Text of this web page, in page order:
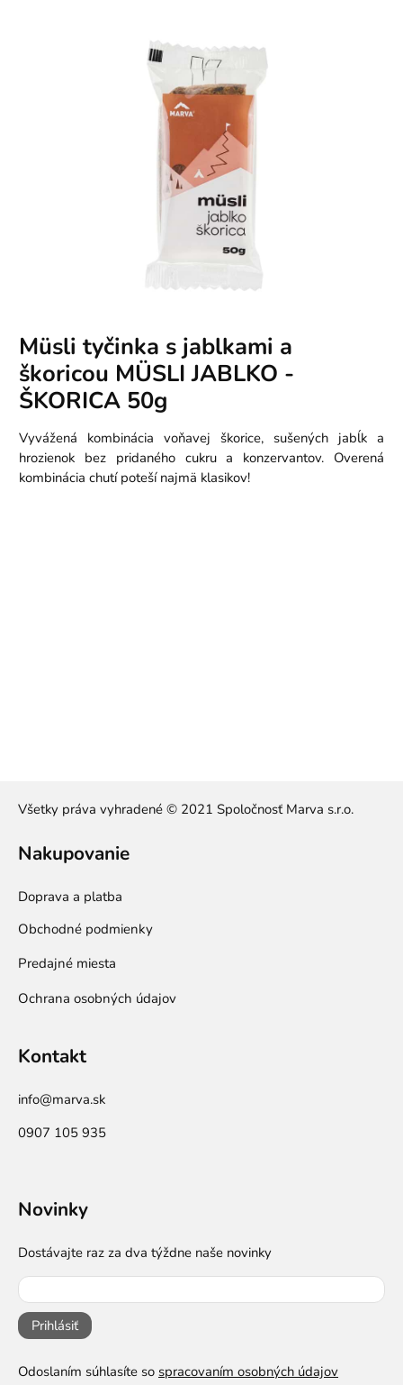
Müsli tyčinka s jablkami a
škoricou MÜSLI JABLKO -
ŠKORICA 50g
Vyvážená kombinácia voňavej škorice, sušených jabĺk a
hrozienok bez pridaného cukru a konzervantov. Overená
kombinácia chutí poteší najmä klasikov!
Všetky práva vyhradené © 2021 Spoločnosť Marva s.r.o.
Nakupovanie
Doprava a platba
Obchodné podmienky
Predajné miesta
Ochrana osobných údajov
Kontakt
info@marva.sk
0907 105 935
Novinky
Dostávajte raz za dva týždne naše novinky
Prihlásiť
Odoslaním súhlasíte so spracovaním osobných údajov